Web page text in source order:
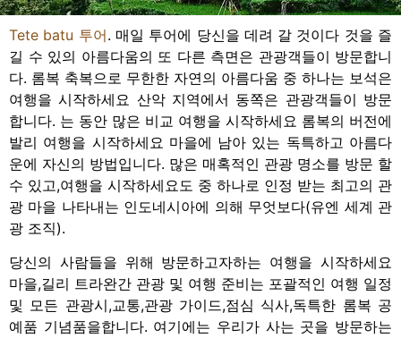
Tete batu 투어. 매일 투어에 당신을 데려 갈 것이다 것을 즐
길 수 있의 아름다움의 또 다른 측면은 관광객들이 방문합니
다. 롬복 축복으로 무한한 자연의 아름다움 중 하나는 보석은
여행을 시작하세요 산악 지역에서 동쪽은 관광객들이 방문
합니다. 는 동안 많은 비교 여행을 시작하세요 롬복의 버전에
발리 여행을 시작하세요 마을에 남아 있는 독특하고 아름다
운에 자신의 방법입니다. 많은 매혹적인 관광 명소를 방문 할
수 있고,여행을 시작하세요도 중 하나로 인정 받는 최고의 관
광 마을 나타내는 인도네시아에 의해 무엇보다(유엔 세계 관
광 조직).
당신의 사람들을 위해 방문하고자하는 여행을 시작하세요
마을,길리 트라완간 관광 및 여행 준비는 포괄적인 여행 일정
및 모든 관광시,교통,관광 가이드,점심 식사,독특한 롬복 공
예품 기념품을합니다. 여기에는 우리가 사는 곳을 방문하는